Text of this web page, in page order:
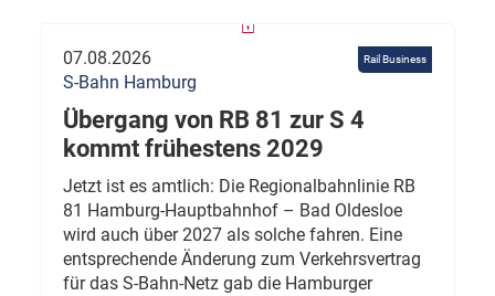
Rail Business
07.08.2026
S-Bahn Hamburg
Übergang von RB 81 zur S 4
kommt frühestens 2029
Jetzt ist es amtlich: Die Regionalbahnlinie RB
81 Hamburg-Hauptbahnhof – Bad Oldesloe
wird auch über 2027 als solche fahren. Eine
entsprechende Änderung zum Verkehrsvertrag
für das S-Bahn-Netz gab die Hamburger